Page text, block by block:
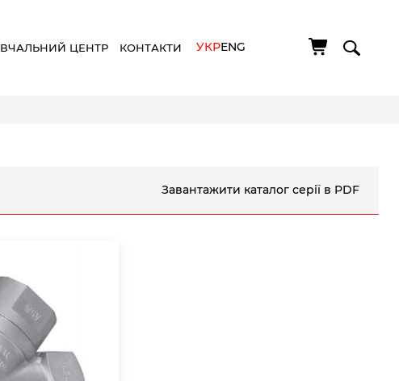
ЦЕНТР КОНТАКТИ УКРENG
Завантажити каталог серії в PDF